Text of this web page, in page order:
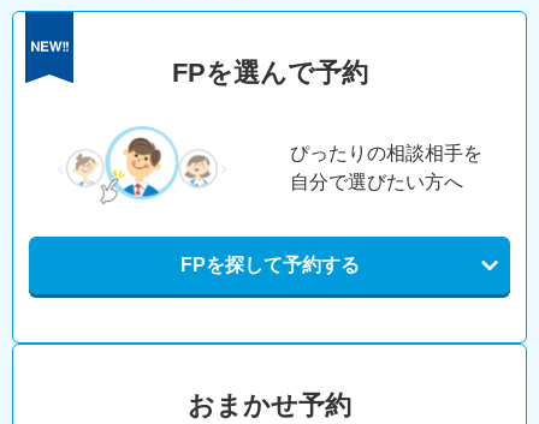
FPを選んで予約
ぴったりの相談相手を
自分で選びたい方へ
FPを探して予約する
おまかせ予約